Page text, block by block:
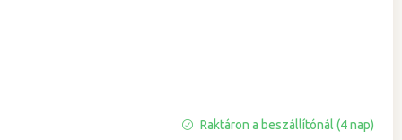
Raktáron a beszállítónál (4 nap)